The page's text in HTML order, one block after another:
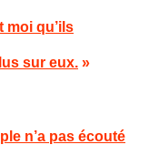
moi qu’ils
sur eux. »
n’a pas écouté